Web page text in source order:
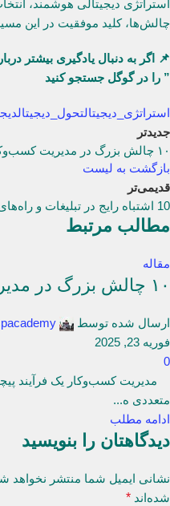
استراتژی دیجیتالی هوشمند،
چالش‌ها، کلید موفقیت در این
📌 اگر به دنبال یادگیری بیشتر
” را در گوگل جستجو کنید
استراتژی_دیجیتالتحول_دیجیتال
جدیدتر
۱۰ چالش بزرگ در مدیریت کسب‌وکار (قسمت ۳)
بازگشت به لیست
قدیمی‌تر
10 اشتباه رایج در تبلیغات و راه‌های جلوگیری از آن‌ها
مطالب مرتبط
مقاله
۱۰ چالش بزرگ در مدیریت کسب‌وکار (قسمت ۳)
ارسال شده توسط
فوریه 23, 2025
0
مدیریت کسب‌وکار یک فرآیند
متعددی ه...
ادامه مطلب
دیدگاهتان را بنویسید
نشانی ایمیل شما منتشر نخواهد
شده‌اند *